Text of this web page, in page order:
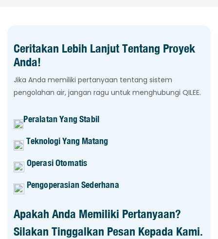
Ceritakan Lebih Lanjut Tentang Proyek
Anda!
Jika Anda memiliki pertanyaan tentang sistem
pengolahan air, jangan ragu untuk menghubungi QILEE.
Peralatan Yang Stabil
Teknologi Yang Matang
Operasi Otomatis
Pengoperasian Sederhana
Apakah Anda Memiliki Pertanyaan?
Silakan Tinggalkan Pesan Kepada Kami.